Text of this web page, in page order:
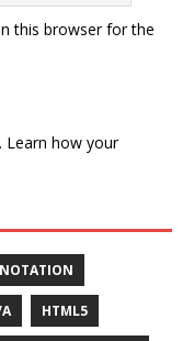
this browser for the
Learn how your
HTML5